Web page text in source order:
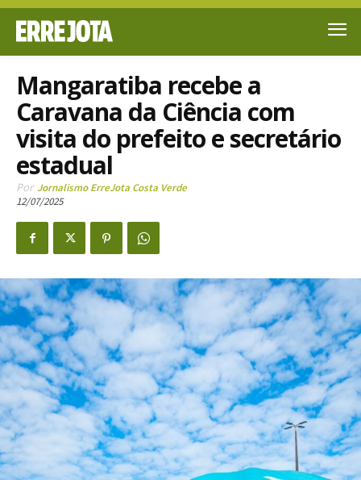
Mangaratiba recebe a
Caravana da Ciência com
visita do prefeito e secretário
estadual
Por Jornalismo ErreJota Costa Verde
12/07/2025